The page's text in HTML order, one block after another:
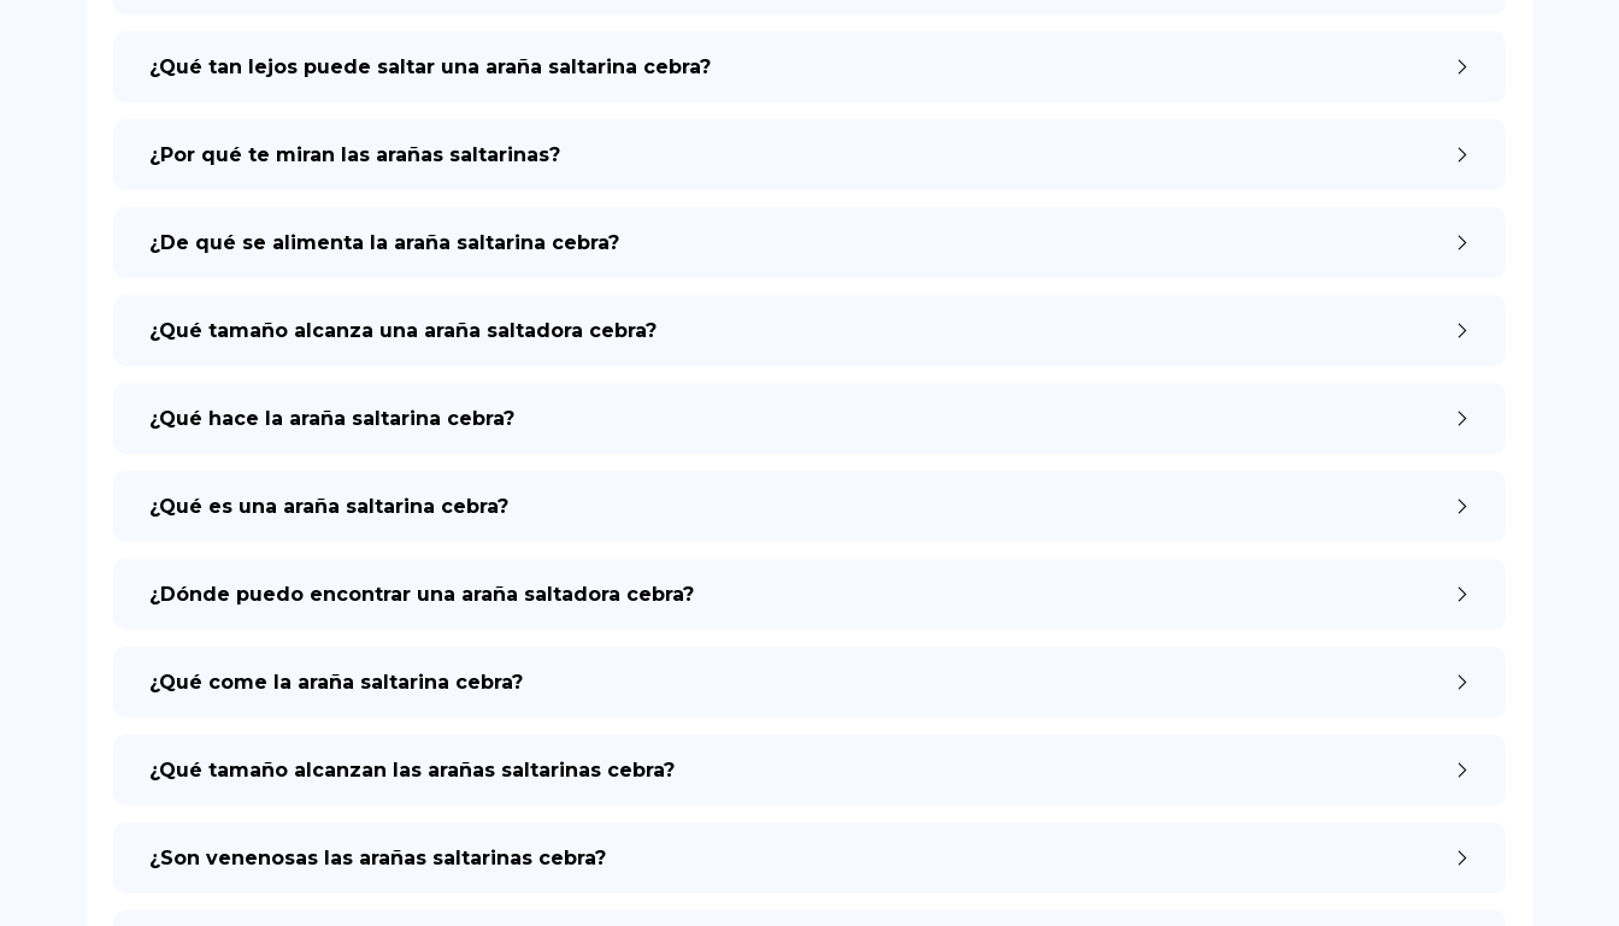
¿Qué tan lejos puede saltar una araña saltarina cebra?
¿Por qué te miran las arañas saltarinas?
¿De qué se alimenta la araña saltarina cebra?
¿Qué tamaño alcanza una araña saltadora cebra?
¿Qué hace la araña saltarina cebra?
¿Qué es una araña saltarina cebra?
¿Dónde puedo encontrar una araña saltadora cebra?
¿Qué come la araña saltarina cebra?
¿Qué tamaño alcanzan las arañas saltarinas cebra?
¿Son venenosas las arañas saltarinas cebra?